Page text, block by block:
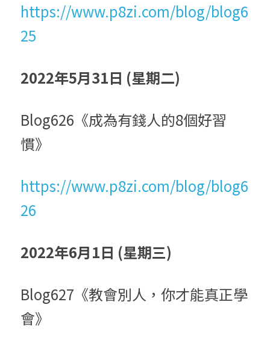
https://www.p8zi.com/blog/blog6
25
2022年5月31日 (星期二)
Blog626《成為有錢人的8個好習
慣》
https://www.p8zi.com/blog/blog6
26
2022年6月1日 (星期三)
Blog627《教會別人，你才能真正學
會》